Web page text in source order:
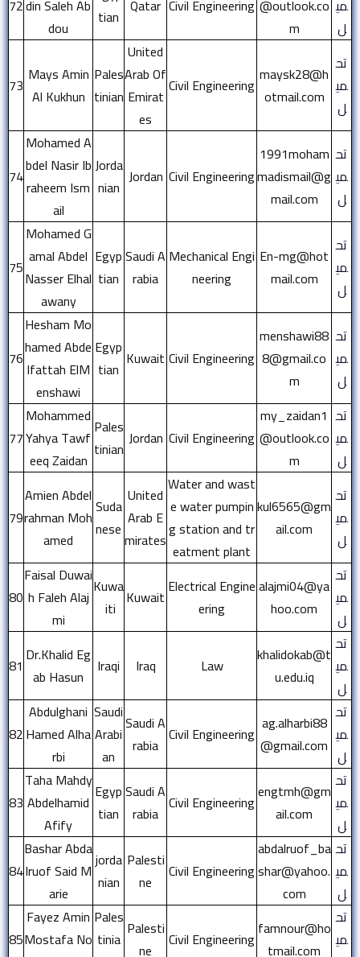
مي
ل
@outlook.co
m
Civil Engineering
Qatar
tian
din Saleh Ab
dou
72
تح
مي
ل
maysk28@h
otmail.com
Civil Engineering
United
Arab Of
Emirat
es
Pales
tinian
Mays Amin
Al Kukhun
73
تح
مي
ل
1991moham
madismail@g
mail.com
Civil Engineering
Jordan
Jorda
nian
Mohamed A
bdel Nasir Ib
raheem Ism
ail
74
تح
مي
ل
En-mg@hot
mail.com
Mechanical Engi
neering
Saudi A
rabia
Egyp
tian
Mohamed G
amal Abdel
Nasser Elhal
awany
75
تح
مي
ل
menshawi88
8@gmail.co
m
Civil Engineering
Kuwait
Egyp
tian
Hesham Mo
hamed Abde
lfattah ElM
enshawi
76
تح
مي
ل
my_zaidan1
@outlook.co
m
Civil Engineering
Jordan
Pales
tinian
Mohammed
Yahya Tawf
eeq Zaidan
77
تح
مي
ل
kul6565@gm
ail.com
Water and wast
e water pumpin
g station and tr
eatment plant
United
Arab E
mirates
Suda
nese
Amien Abdel
rahman Moh
amed
79
تح
مي
ل
alajmi04@ya
hoo.com
Electrical Engine
ering
Kuwait
Kuwa
iti
Faisal Duwai
h Faleh Alaj
mi
80
تح
مي
ل
khalidokab@t
u.edu.iq
Law
Iraq
Iraqi
Dr.Khalid Eg
ab Hasun
81
تح
مي
ل
ag.alharbi88
@gmail.com
Civil Engineering
Saudi A
rabia
Saudi
Arabi
an
Abdulghani
Hamed Alha
rbi
82
تح
مي
ل
engtmh@gm
ail.com
Civil Engineering
Saudi A
rabia
Egyp
tian
Taha Mahdy
Abdelhamid
Afify
83
تح
مي
ل
abdalruof_ba
shar@yahoo.
com
Civil Engineering
Palesti
ne
jorda
nian
Bashar Abda
lruof Said M
arie
84
تح
مي famnour@ho
tmail.com
Civil Engineering
Palesti
ne
Pales
tinia
Fayez Amin
Mostafa No
85